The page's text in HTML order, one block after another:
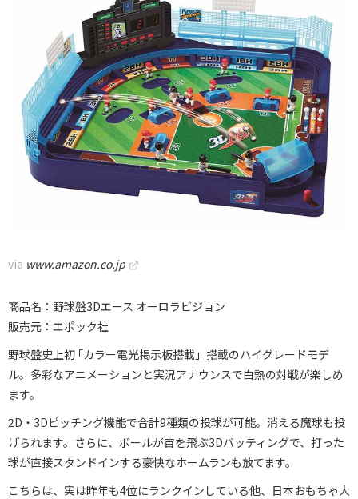
via www.amazon.co.jp
商品名：野球盤3Dエース オーロラビジョン
販売元：エポック社
野球盤史上初 ｢カラー電光掲示板搭載」搭載のハイグレードモデ
ル。多彩なアニメーションと実況アナウンスで白熱の対戦が楽しめ
ます。
2D・3Dピッチング機能で合計9種類の投球が可能。消える魔球も投
げられます。さらに、ボールが宙を飛ぶ3Dバッティングで、打った
球が直接スタンドインする豪快なホームランも放てます。
こちらは、実は昨年も4位にランクインしている他、日本おもちゃ大